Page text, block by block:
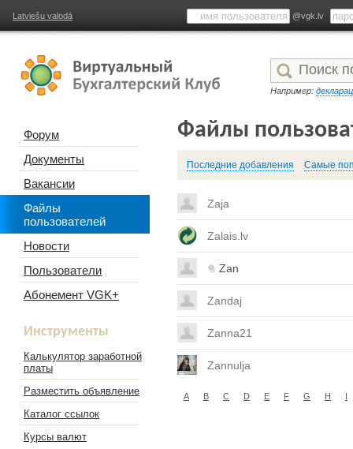
Latviešu valodā @vgk.lv
Например:
Форум
Документы
Вакансии
Файлы
пользователей
Новости
Пользователи
Абонемент VGK+
Инструменты
Калькулятор заработной
платы
Разместить объявление
Каталог ссылок
Курсы валют
Файлы
Последние добавления Самые
Zaja
Zalais.lv
Zan
Zandaj
Zanna21
Zannulja
A B C D E F G H I